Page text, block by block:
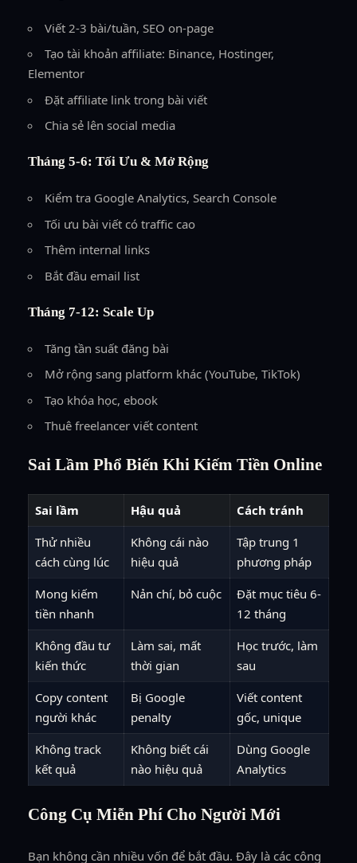
Viết 2-3 bài/tuần, SEO on-page
Tạo tài khoản affiliate: Binance, Hostinger,
Elementor
Đặt affiliate link trong bài viết
Chia sẻ lên social media
Tháng 5-6: Tối Ưu & Mở Rộng
Kiểm tra Google Analytics, Search Console
Tối ưu bài viết có traffic cao
Thêm internal links
Bắt đầu email list
Tháng 7-12: Scale Up
Tăng tần suất đăng bài
Mở rộng sang platform khác (YouTube, TikTok)
Tạo khóa học, ebook
Thuê freelancer viết content
Sai Lầm Phổ Biến Khi Kiếm Tiền Online
Sai lầm Hậu quả
Cách tránh
Thử nhiều
cách cùng lúc
Không cái nào
hiệu quả
Tập trung 1
phương pháp
Mong kiếm
tiền nhanh
Nản chí, bỏ cuộc
Đặt mục tiêu 6-
12 tháng
Không đầu tư
kiến thức
Làm sai, mất
thời gian
Học trước, làm
sau
Copy content
người khác
Bị Google
penalty
Viết content
gốc, unique
Không track
kết quả
Không biết cái
nào hiệu quả
Dùng Google
Analytics
Công Cụ Miễn Phí Cho Người Mới
Bạn không cần nhiều vốn để bắt đầu. Đây là các công